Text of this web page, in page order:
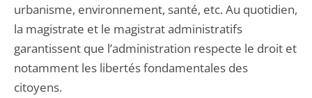
urbanisme, environnement, santé, etc. Au quotidien,
la magistrate et le magistrat administratifs
garantissent que l’administration respecte le droit et
notamment les libertés fondamentales des
citoyens.